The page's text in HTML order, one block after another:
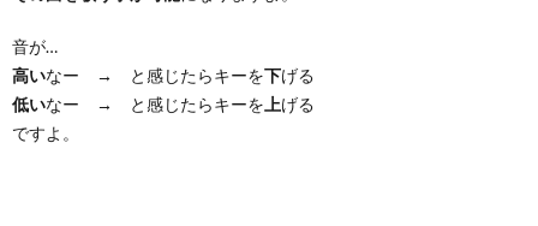
音が…
高いなー → と感じたらキーを下げる
低いなー → と感じたらキーを 上げる
ですよ。